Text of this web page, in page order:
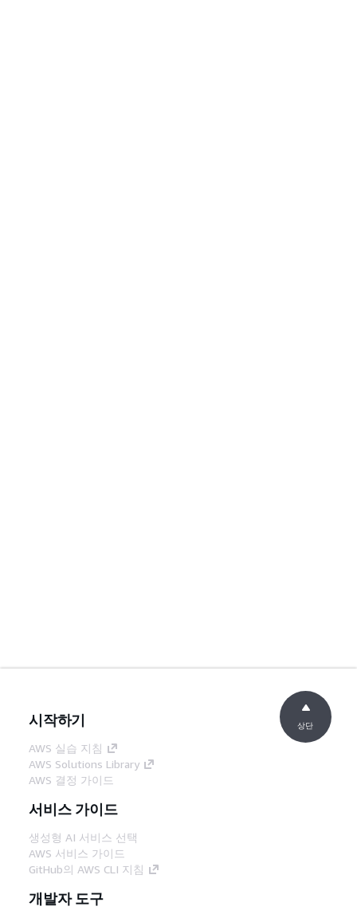
시작하기
AWS 실습 지침
AWS Solutions Library
AWS 결정 가이드
서비스 가이드
생성형 AI 서비스 선택
AWS 서비스 가이드
GitHub의 AWS CLI 지침
개발자 도구
상단